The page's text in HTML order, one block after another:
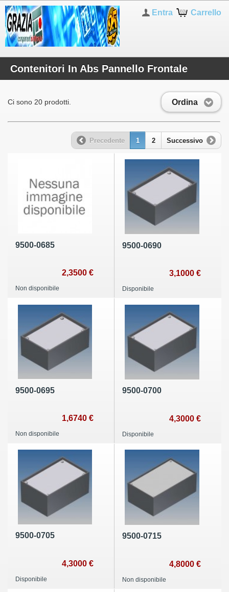
Carrello
Entra
Contenitori In Abs Pannello Frontale
Ordina
Ci sono 20 prodotti.
Precedente 1 2 Successivo
9500-0685
2,3500 €
Non disponibile
9500-0690
3,1000 €
Disponibile
9500-0695
1,6740 €
Non disponibile
9500-0700
4,3000 €
Disponibile
9500-0705
4,3000 €
Disponibile
9500-0715
4,8000 €
Non disponibile